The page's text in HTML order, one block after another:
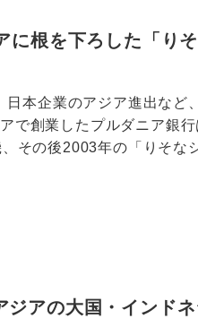
に根を下ろした「り
本企業のアジア進出など
で創業したプルダニア銀
その後2003年の「りそな
ジアの大国・インド